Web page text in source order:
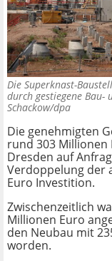
Die Superknast-
durch gestiegene
Schackow/dpa
Die genehmigten
rund 303 Millionen
Dresden auf
Verdoppelung der
Euro Investition.
Zwischenzeitlich
Millionen Euro
den Neubau mit
worden.